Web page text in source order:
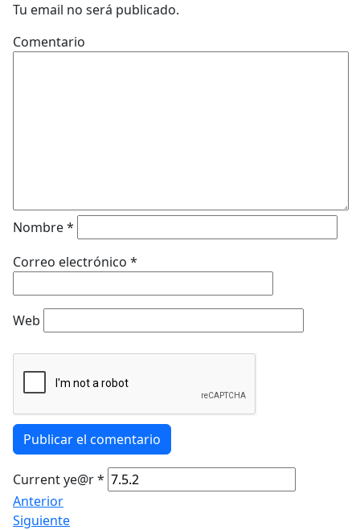
Tu email no será publicado.
Comentario
Nombre*
Correo electrónico *
Web
Publicar el comentario
Current ye@r*
Anterior
Siguiente